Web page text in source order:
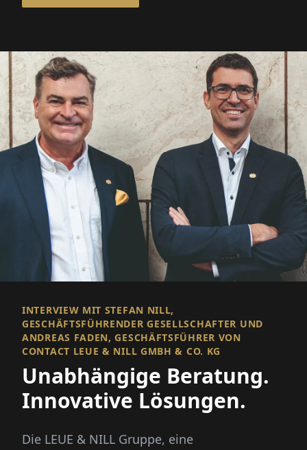
INTERVIEW MIT STEFAN NILL,
GESCHÄFTSFÜHRENDER GESELLSCHAFTER UND
ANDREAS FADEN, GESCHÄFTSFÜHRER VON
CONTACT LEUE & NILL GMBH & CO. KG
Unabhängige Beratung.
Innovative Lösungen.
Die LEUE & NILL Gruppe, eine